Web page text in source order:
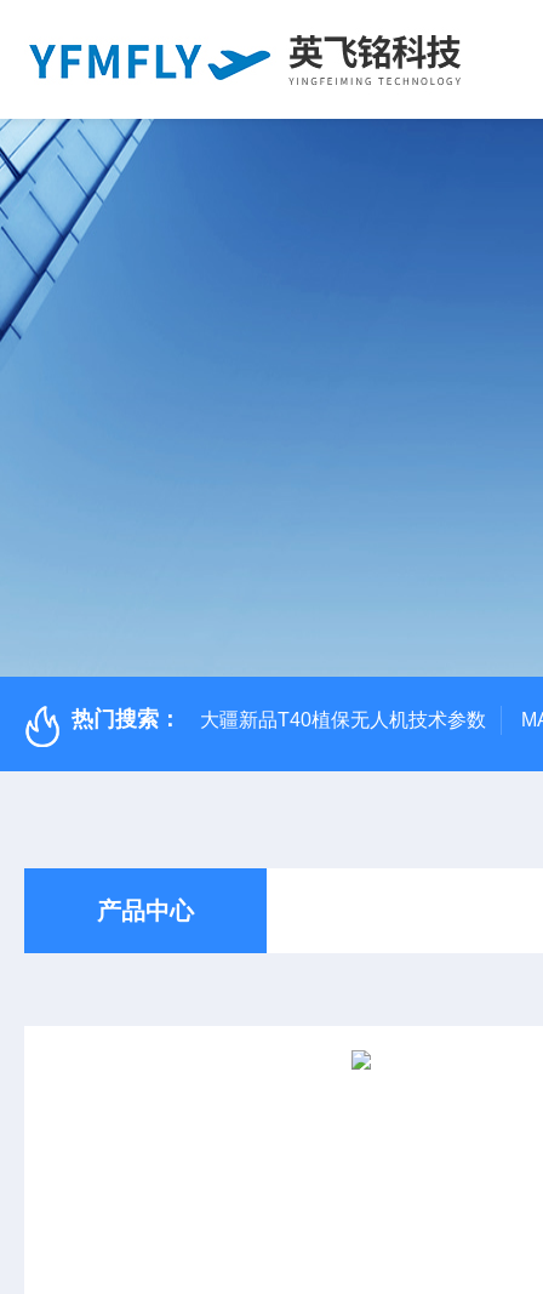
热门搜索： 大疆新品T40植保无人机技术参数
产品中心